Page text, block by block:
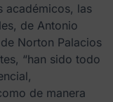
académicos, las
de Antonio
Norton Palacios
“han sido todo
de manera